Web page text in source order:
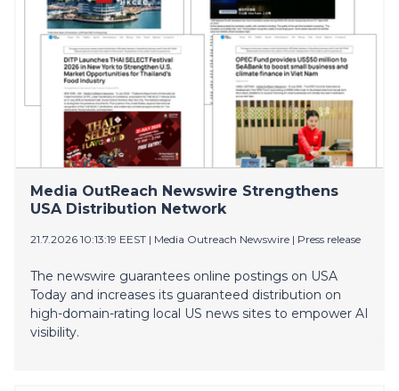
tasesähkön hinnan vuoksi. Konsernin kulut ilman
hyödykejohdannaisten arvonmuutosta olivat 571 (510)
miljoonaa euroa
Media OutReach Newswire Strengthens
USA Distribution Network
21.7.2026 10:13:19 EEST | Media Outreach Newswire | Press release
The newswire guarantees online postings on USA
Today and increases its guaranteed distribution on
high-domain-rating local US news sites to empower AI
visibility.